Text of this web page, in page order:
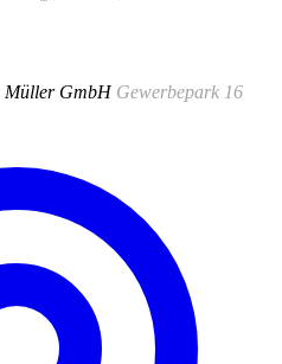
Müller GmbH Gewerbepark 16